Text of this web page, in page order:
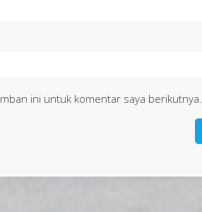
ini untuk komentar saya berikutnya.